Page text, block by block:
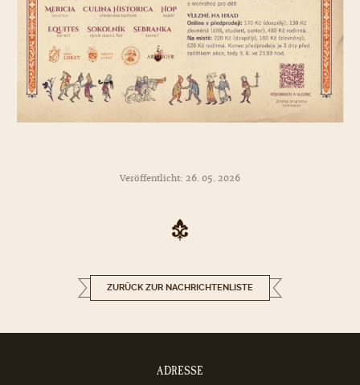
Veröffentlicht: 26. 05. 2026
ZURÜCK ZUR NACHRICHTENLISTE
ADRESSE